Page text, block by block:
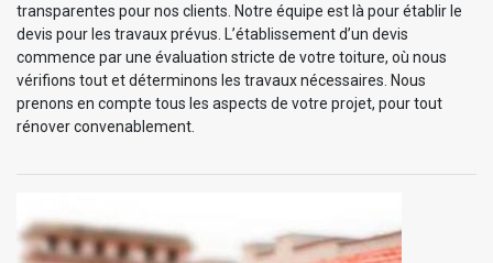
transparentes pour nos clients. Notre équipe est là pour établir le
devis pour les travaux prévus. L’établissement d’un devis
commence par une évaluation stricte de votre toiture, où nous
vérifions tout et déterminons les travaux nécessaires. Nous
prenons en compte tous les aspects de votre projet, pour tout
rénover convenablement.